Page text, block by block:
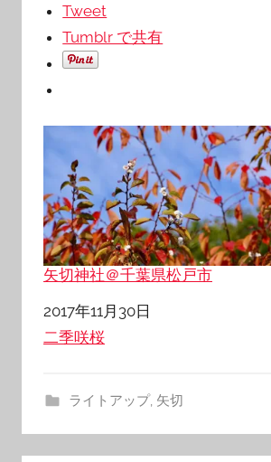
Tweet
Tumblr で共有
矢切神社＠千葉県松戸市
日付
2017年11月30日
関連理由
二季咲桜
ライトアップ, 矢切